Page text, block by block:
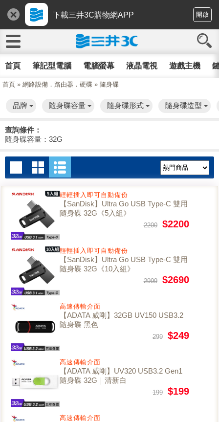
下載三井3C購物網APP 開啟
首頁 筆記型電腦 電腦螢幕 液晶電視 遊戲主機
首頁 » 網路設備．路由器．硬碟 » 隨身碟
品牌 隨身碟容量 隨身碟形式 隨身碟造型
查詢條件：
隨身碟容量：32G
輕輕插入即可自動備份
【SanDisk】Ultra Go USB Type-C 雙用
隨身碟 32G《5入組》
2200 $2200
輕輕插入即可自動備份
【SanDisk】Ultra Go USB Type-C 雙用
隨身碟 32G《10入組》
2999 $2690
高速傳輸介面
【ADATA 威剛】32GB UV150 USB3.2
隨身碟 黑色
299 $249
高速傳輸介面
【ADATA 威剛】UV320 USB3.2 Gen1
隨身碟 32G｜清新白
199 $199
高速傳輸介面